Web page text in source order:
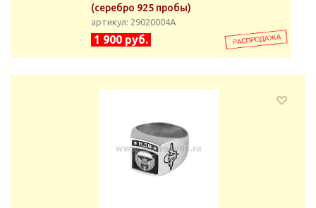
(серебро 925 пробы)
артикул: 29020004А
1 900 руб.